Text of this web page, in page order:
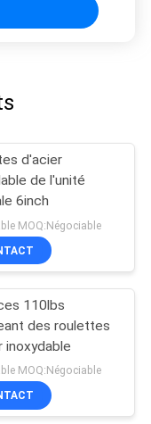
d'acier
de l'unité
6inch
MOQ:Négociable
110lbs
des roulettes
inoxydable
MOQ:Négociable